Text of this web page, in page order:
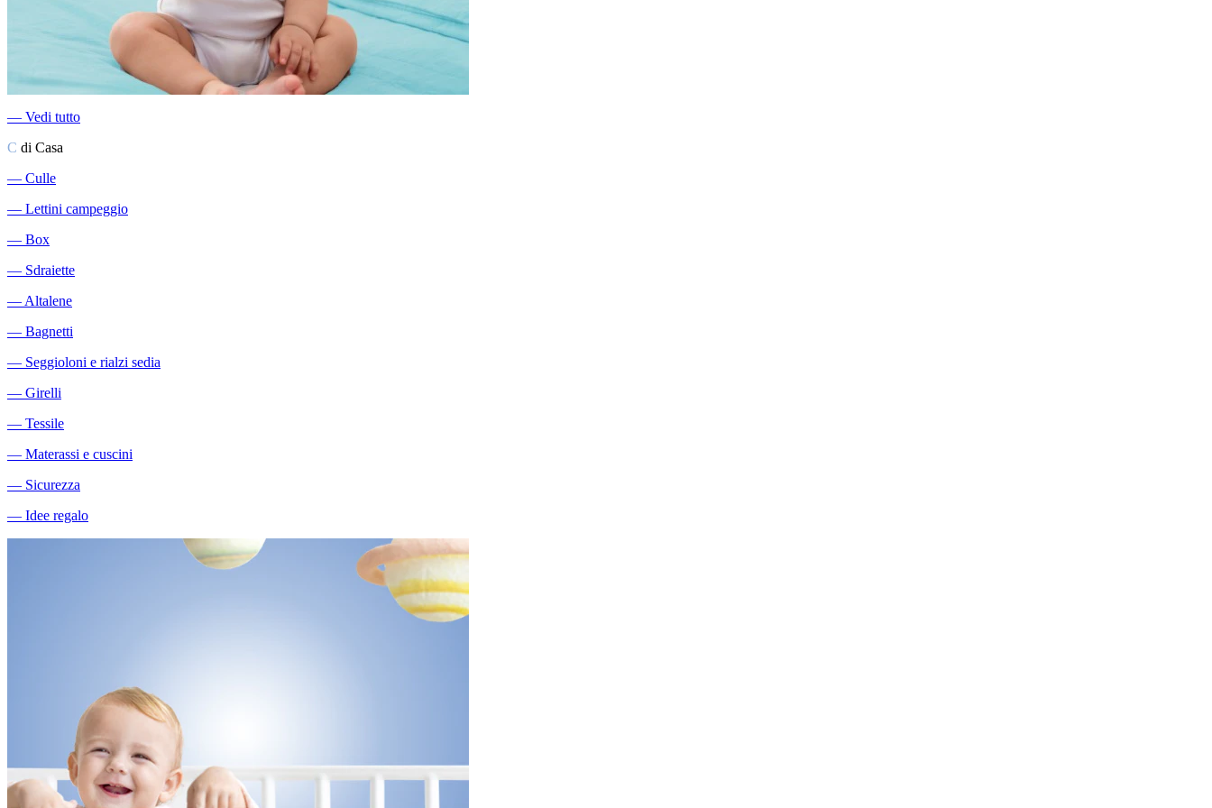
― Vedi tutto
C di Casa
― Culle
― Lettini campeggio
― Box
― Sdraiette
― Altalene
― Bagnetti
― Seggioloni e rialzi sedia
― Girelli
― Tessile
― Materassi e cuscini
― Sicurezza
― Idee regalo